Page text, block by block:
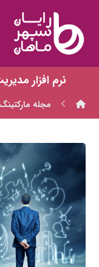
نرم افزار
مجله مارکتینگ